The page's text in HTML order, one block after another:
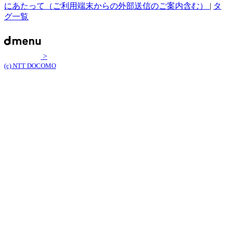
にあたって（ご利用端末からの外部送信のご案内含む） | タ
グ一覧
>
(c) NTT DOCOMO